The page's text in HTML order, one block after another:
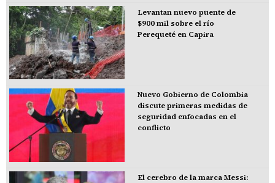
Levantan nuevo puente de
$900 mil sobre el río
Perequeté en Capira
Nuevo Gobierno de Colombia
discute primeras medidas de
seguridad enfocadas en el
conflicto
El cerebro de la marca Messi: